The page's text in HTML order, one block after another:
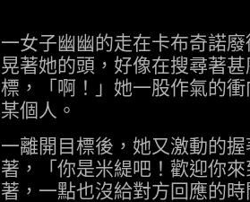
一女子幽幽的走在卡布奇諾
晃著她的頭，好像在搜尋著
標，「啊！」她一股作氣的
某個人。
一離開目標後，她又激動的
著，「你是米緹吧！歡迎你
著，一點也沒給對方回應的